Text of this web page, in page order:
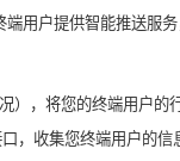
端用户提供智能推送服
），将您的终端用户的
，收集您终端用户的信